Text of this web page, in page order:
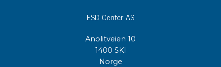
ESD Center AS
Anolitveien 10
1400 SKI
Norge